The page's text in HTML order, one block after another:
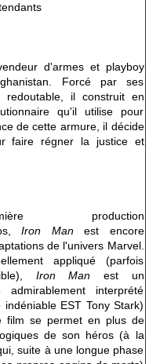
d'armes et playboy
Forcé par ses
il construit en
qu'il utilise pour
de cette armure, il décide
faire régner la justice et
production
Iron Manest encore
de l'univers Marvel.
appliqué (parfois
Iron Man est un
interprété
EST Tony Stark)
film se permet en plus de
de son héros (à la
suite à une longue phase